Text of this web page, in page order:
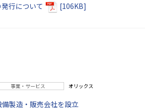
行について [106KB]
事業・サービス オリックス
製造・販売会社を設立